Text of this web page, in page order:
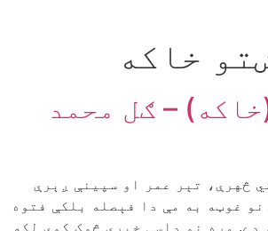
خاکه
– ګل محمد
څهرې، تېر عمر او سپينې ږېرې
غوټه به مې دا فېصله بلکې فتوه
دے. مړه نو داسې خبرې څوک کوي لکه